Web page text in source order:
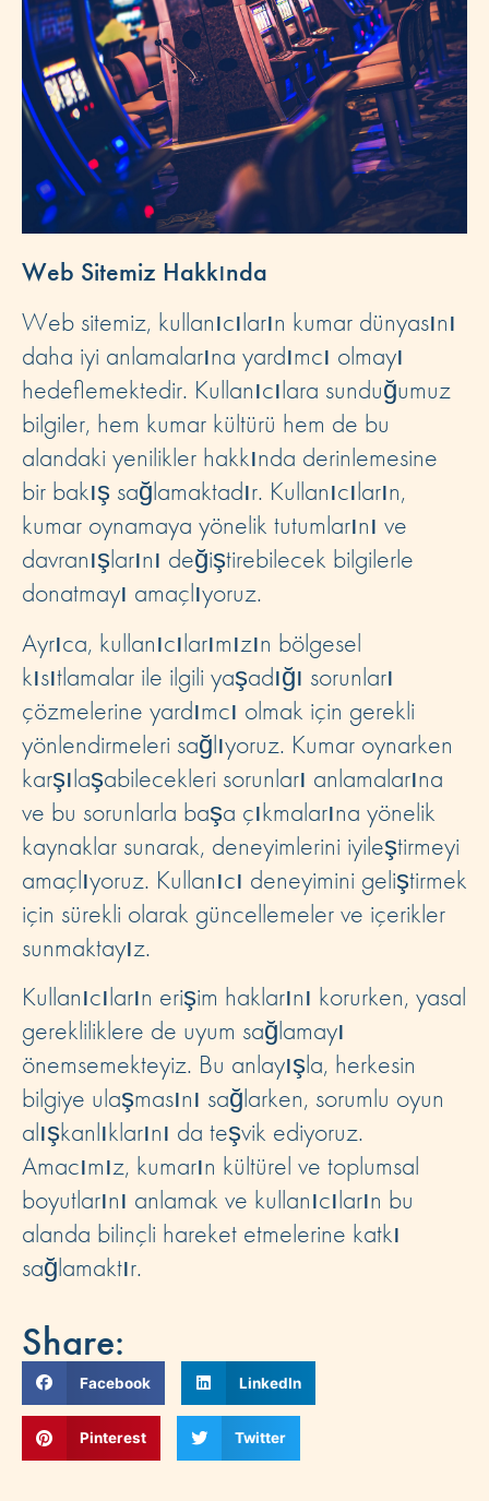
Web Sitemiz Hakkında
Web sitemiz, kullanıcıların kumar dünyasını
daha iyi anlamalarına yardımcı olmayı
hedeflemektedir. Kullanıcılara sunduğumuz
bilgiler, hem kumar kültürü hem de bu
alandaki yenilikler hakkında derinlemesine
bir bakış sağlamaktadır. Kullanıcıların,
kumar oynamaya yönelik tutumlarını ve
davranışlarını değiştirebilecek bilgilerle
donatmayı amaçlıyoruz.
Ayrıca, kullanıcılarımızın bölgesel
kısıtlamalar ile ilgili yaşadığı sorunları
çözmelerine yardımcı olmak için gerekli
yönlendirmeleri sağlıyoruz. Kumar oynarken
karşılaşabilecekleri sorunları anlamalarına
ve bu sorunlarla başa çıkmalarına yönelik
kaynaklar sunarak, deneyimlerini iyileştirmeyi
amaçlıyoruz. Kullanıcı deneyimini geliştirmek
için sürekli olarak güncellemeler ve içerikler
sunmaktayız.
Kullanıcıların erişim haklarını korurken, yasal
gerekliliklere de uyum sağlamayı
önemsemekteyiz. Bu anlayışla, herkesin
bilgiye ulaşmasını sağlarken, sorumlu oyun
alışkanlıklarını da teşvik ediyoruz.
Amacımız, kumarın kültürel ve toplumsal
boyutlarını anlamak ve kullanıcıların bu
alanda bilinçli hareket etmelerine katkı
sağlamaktır.
Share:
Facebook LinkedIn
Pinterest Twitter